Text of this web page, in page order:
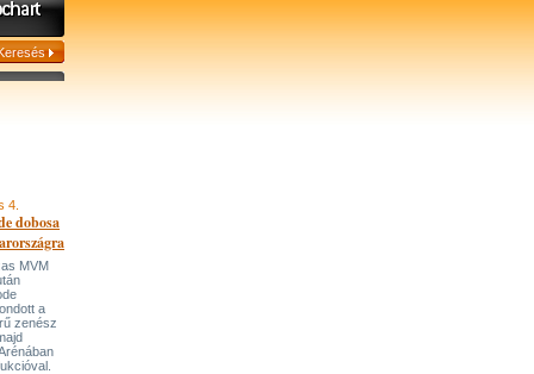
4.
dobosa
MVM
a
zenész